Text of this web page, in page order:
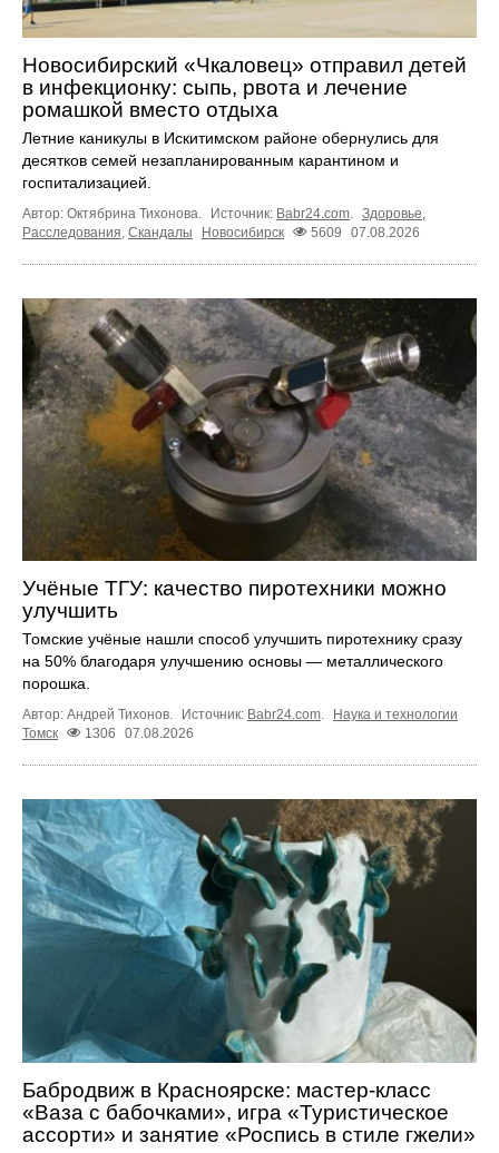
Новосибирский «Чкаловец» отправил детей
в инфекционку: сыпь, рвота и лечение
ромашкой вместо отдыха
Летние каникулы в Искитимском районе обернулись для
десятков семей незапланированным карантином и
госпитализацией.
Автор: Октябрина Тихонова. Источник: Babr24.com Здоровье
Расследования Скандалы Новосибирск 5609 07.08.2026
Учёные ТГУ: качество пиротехники можно
улучшить
Томские учёные нашли способ улучшить пиротехнику сразу
на 50% благодаря улучшению основы — металлического
порошка.
Автор: Андрей Тихонов. Источник: Babr24.com.
Наука и технологии
Томск
1306 07.08.2026
Бабродвиж в Красноярске: мастер-класс
«Ваза с бабочками», игра «Туристическое
ассорти» и занятие «Роспись в стиле гжели»